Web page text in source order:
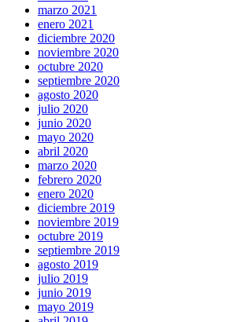
marzo 2021
enero 2021
diciembre 2020
noviembre 2020
octubre 2020
septiembre 2020
agosto 2020
julio 2020
junio 2020
mayo 2020
abril 2020
marzo 2020
febrero 2020
enero 2020
diciembre 2019
noviembre 2019
octubre 2019
septiembre 2019
agosto 2019
julio 2019
junio 2019
mayo 2019